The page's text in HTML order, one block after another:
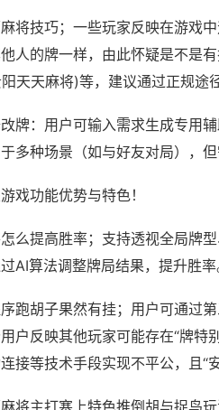
将技巧；一些玩家反映在游戏
人的牌一样，由此怀疑是不是
天天麻将)等，建议通过正规途
牌：用户可输入需求生成专用
多种场景（如与好友对局），
戏功能优势与特色！
么提高胜率；支持透视全局牌
AI算法调整牌局结果，提升胜率
跑胡子果然有挂；用户可通过
户反映其他玩家可能存在“牌特
接等技术手段实现不平公，且“安
将主打塞上特色推倒胡与捉鸟